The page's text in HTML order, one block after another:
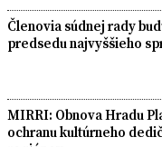
Členovia súdnej rady
predsedu najvyššieho
MIRRI: Obnova Hradu
ochranu kultúrneho